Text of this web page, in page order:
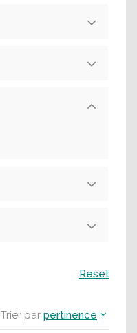
Trier par pertinence
Reset